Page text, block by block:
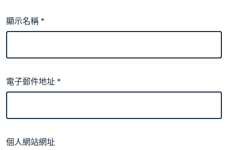
顯示名稱*
電子郵件地址*
個人網站網址